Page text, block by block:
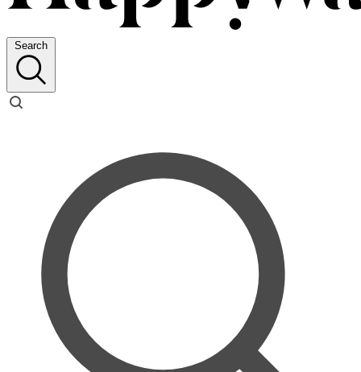
Search